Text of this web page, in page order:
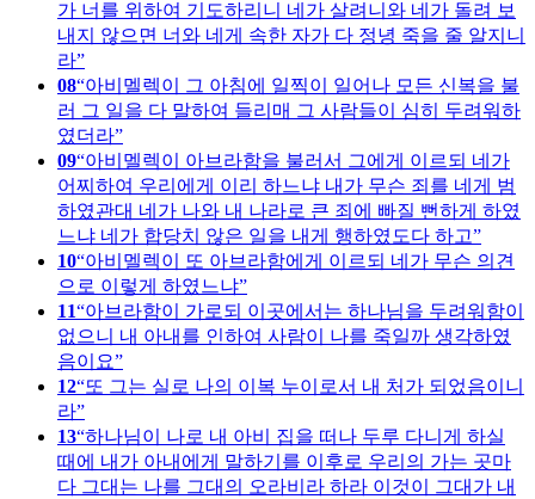
가 너를 위하여 기도하리니 네가 살려니와 네가 돌려 보
내지 않으면 너와 네게 속한 자가 다 정녕 죽을 줄 알지니
라
08 아비멜렉이 그 아침에 일찍이 일어나 모든 신복을 불
러 그 일을 다 말하여 들리매 그 사람들이 심히 두려워하
였더라
09 아비멜렉이 아브라함을 불러서 그에게 이르되 네가
어찌하여 우리에게 이리 하느냐 내가 무슨 죄를 네게 범
하였관대 네가 나와 내 나라로 큰 죄에 빠질 뻔하게 하였
느냐 네가 합당치 않은 일을 내게 행하였도다 하고
10 아비멜렉이 또 아브라함에게 이르되 네가 무슨 의견
으로 이렇게 하였느냐
11 아브라함이 가로되 이곳에서는 하나님을 두려워함이
없으니 내 아내를 인하여 사람이 나를 죽일까 생각하였
음이요
12 또 그는 실로 나의 이복 누이로서 내 처가 되었음이니
라
13 하나님이 나로 내 아비 집을 떠나 두루 다니게 하실
때에 내가 아내에게 말하기를 이후로 우리의 가는 곳마
다 그대는 나를 그대의 오라비라 하라 이것이 그대가 내